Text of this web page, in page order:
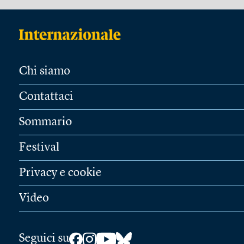
Chi siamo
Contattaci
Sommario
Festival
Privacy e cookie
Video
Seguici su